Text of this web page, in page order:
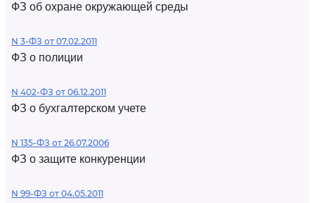
ФЗ об охране окружающей среды
N 3-ФЗ от 07.02.2011
ФЗ о полиции
N 402-ФЗ от 06.12.2011
ФЗ о бухгалтерском учете
N 135-ФЗ от 26.07.2006
ФЗ о защите конкуренции
N 99-ФЗ от 04.05.2011